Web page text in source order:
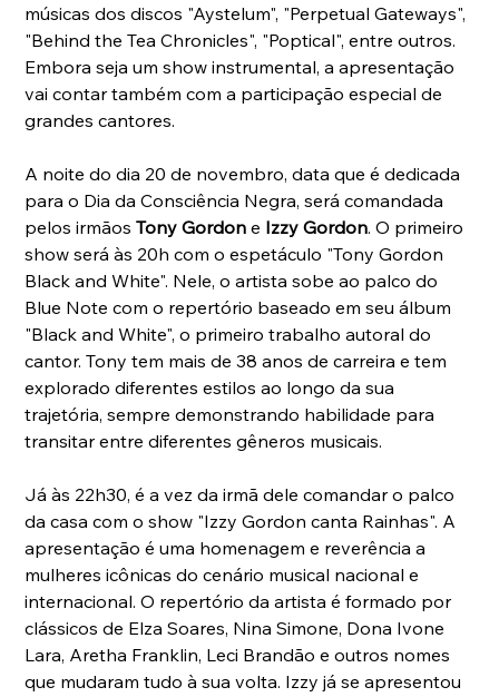
músicas dos discos "Aystelum", "Perpetual Gateways",
"Behind the Tea Chronicles", "Poptical", entre outros.
Embora seja um show instrumental, a apresentação
vai contar também com a participação especial de
grandes cantores.
A noite do dia 20 de novembro, data que é dedicada
para o Dia da Consciência Negra, será comandada
pelos irmãos Tony Gordon e Izzy Gordon. O primeiro
show será às 20h com o espetáculo "Tony Gordon
Black and White". Nele, o artista sobe ao palco do
Blue Note com o repertório baseado em seu álbum
"Black and White", o primeiro trabalho autoral do
cantor. Tony tem mais de 38 anos de carreira e tem
explorado diferentes estilos ao longo da sua
trajetória, sempre demonstrando habilidade para
transitar entre diferentes gêneros musicais.
Já às 22h30, é a vez da irmã dele comandar o palco
da casa com o show "Izzy Gordon canta Rainhas". A
apresentação é uma homenagem e reverência a
mulheres icônicas do cenário musical nacional e
internacional. O repertório da artista é formado por
clássicos de Elza Soares, Nina Simone, Dona Ivone
Lara, Aretha Franklin, Leci Brandão e outros nomes
que mudaram tudo à sua volta. Izzy já se apresentou